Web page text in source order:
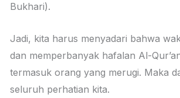
Bukhari).
Jadi, kita harus menyadari bahwa
dan memperbanyak hafalan Al-
termasuk orang yang merugi. Maka
seluruh perhatian kita.